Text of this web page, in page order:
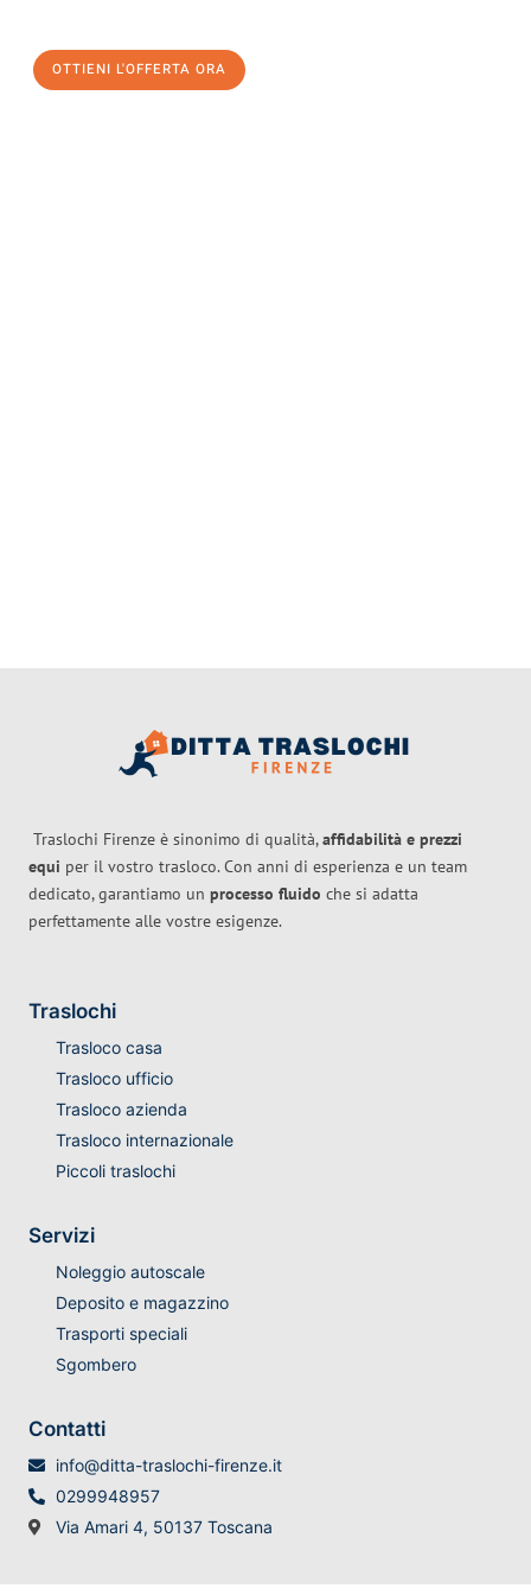
OTTIENI L'OFFERTA ORA
Traslochi Firenze è sinonimo di qualità,affidabilità e prezzi
equi per il vostro trasloco. Con anni di esperienza e un team
dedicato, garantiamo un processo fluido che si adatta
perfettamente alle vostre esigenze.
Traslochi
Trasloco casa
Trasloco ufficio
Trasloco azienda
Trasloco internazionale
Piccoli traslochi
Servizi
Noleggio autoscale
Deposito e magazzino
Trasporti speciali
Sgombero
Contatti
info@ditta-traslochi-firenze.it
0299948957
Via Amari 4, 50137 Toscana